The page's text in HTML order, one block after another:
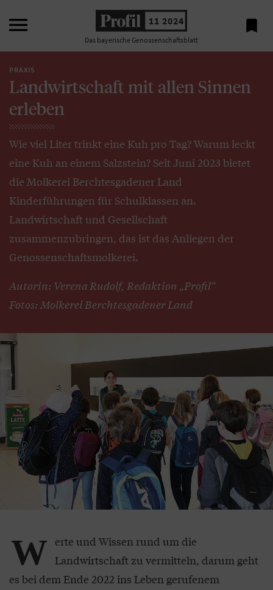
 11 2024
Das bayerische Genossenschaftsblatt

PRAXIS
Landwirtschaft mit allen Sinnen
erleben
Wie viel Liter trinkt eine Kuh pro Tag? Warum leckt
eine Kuh an einem Salzstein? Seit Juni 2023 bietet
die Molkerei Berchtesgadener Land
Kinderführungen für Schulklassen an.
Landwirtschaft und Gesellschaft
zusammenzubringen, das ist das Anliegen der
Genossenschaftsmolkerei.
Autorin: Verena Rudolf, Redaktion „Profil“
Fotos: Molkerei Berchtesgadener Land
W erte und Wissen rund um die
Landwirtschaft zu vermitteln, darum geht
es bei dem Ende 2022 ins Leben gerufenem